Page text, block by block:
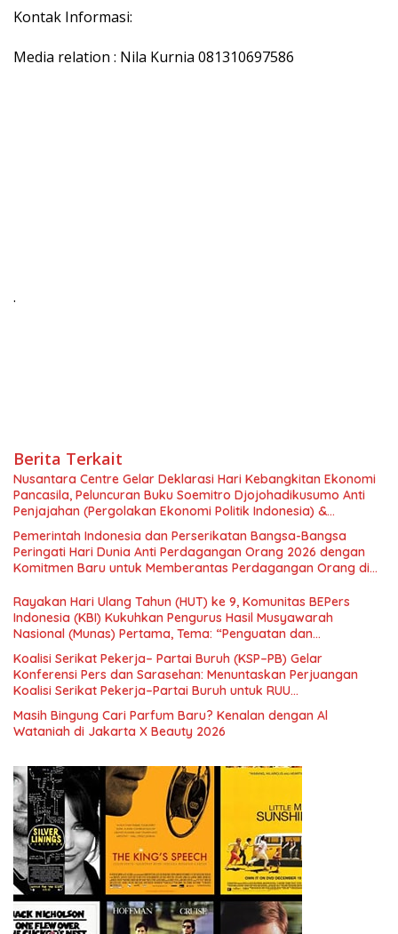
Kontak Informasi:
Media relation : Nila Kurnia 081310697586
.
Berita Terkait
Nusantara Centre Gelar Deklarasi Hari Kebangkitan Ekonomi
Pancasila, Peluncuran Buku Soemitro Djojohadikusumo Anti
Penjajahan (Pergolakan Ekonomi Politik Indonesia) &
Simposium Nasional “Urgensi Undang-Undang Perekonomian
Nasional dan Kesejahteraan Sosial dalam Menata Bangsa
Menuju Indonesia Emas 2045”,
Pemerintah Indonesia dan Perserikatan Bangsa-Bangsa
Peringati Hari Dunia Anti Perdagangan Orang 2026 dengan
Komitmen Baru untuk Memberantas Perdagangan Orang di
Rayakan Hari Ulang Tahun (HUT) ke 9, Komunitas BEPers
Indonesia (KBI) Kukuhkan Pengurus Hasil Musyawarah
Nasional (Munas) Pertama, Tema: “Penguatan dan
Pengembangan Organisasi KBI yang Berbasis Riset di seluruh
Indonesia dan Mancanegara”.
Koalisi Serikat Pekerja– Partai Buruh (KSP–PB) Gelar
Konferensi Pers dan Sarasehan: Menuntaskan Perjuangan
Koalisi Serikat Pekerja–Partai Buruh untuk RUU
Ketenagakerjaan Baru.
Masih Bingung Cari Parfum Baru? Kenalan dengan Al
Wataniah di Jakarta X Beauty 2026